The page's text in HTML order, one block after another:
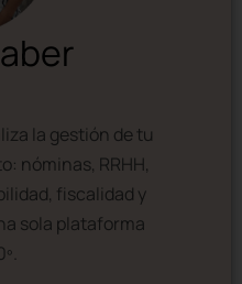
la gestión de tu
nóminas, RRHH,
fiscalidad y
sola plataforma